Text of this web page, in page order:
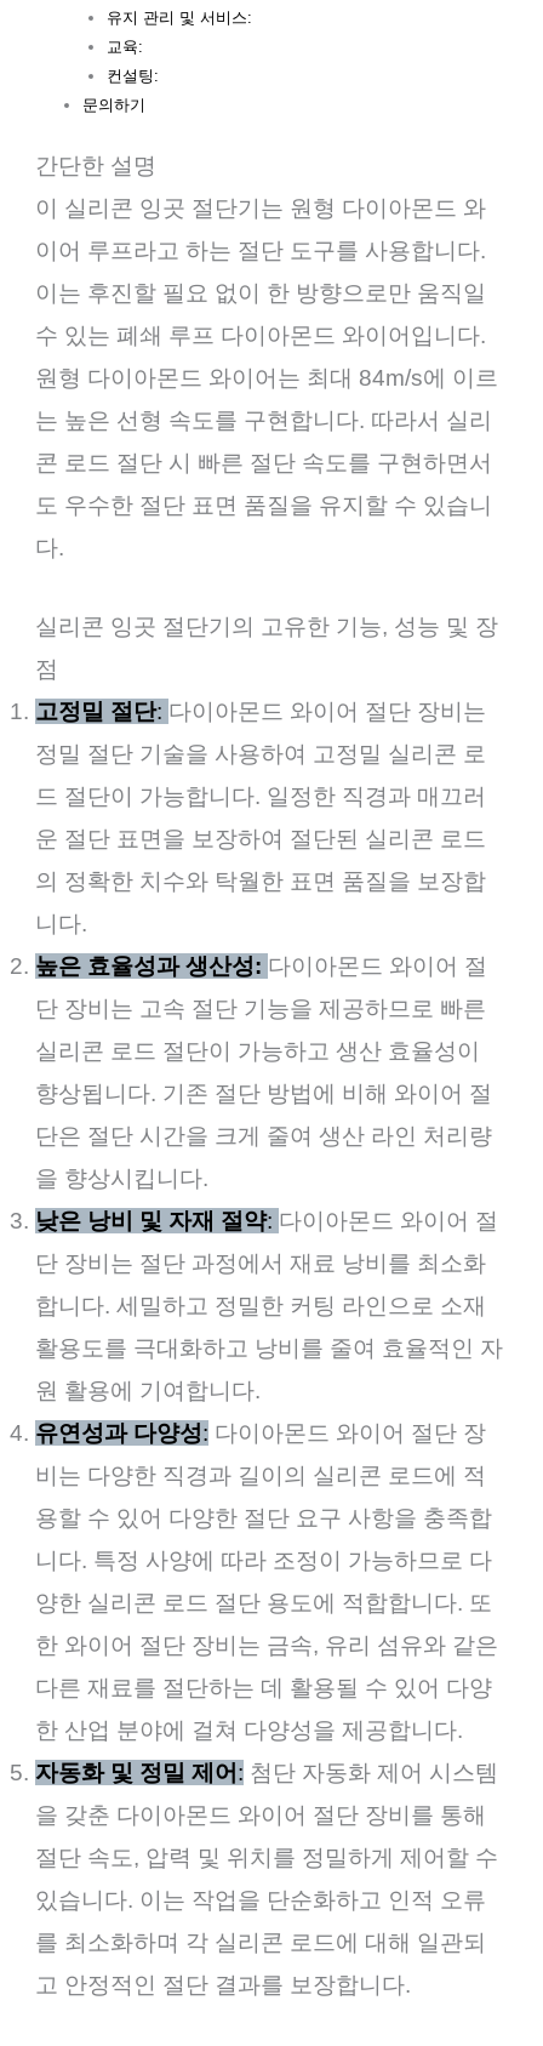
유지 관리 및 서비스:
교육:
컨설팅:
문의하기
간단한 설명
이 실리콘 잉곳 절단기는 원형 다이아몬드 와
이어 루프라고 하는 절단 도구를 사용합니다.
이는 후진할 필요 없이 한 방향으로만 움직일
수 있는 폐쇄 루프 다이아몬드 와이어입니다.
원형 다이아몬드 와이어는 최대 84m/s에 이르
는 높은 선형 속도를 구현합니다. 따라서 실리
콘 로드 절단 시 빠른 절단 속도를 구현하면서
도 우수한 절단 표면 품질을 유지할 수 있습니
다.
실리콘 잉곳 절단기의 고유한 기능, 성능 및 장
점
고정밀 절단: 다이아몬드 와이어 절단 장비는
정밀 절단 기술을 사용하여 고정밀 실리콘 로
드 절단이 가능합니다. 일정한 직경과 매끄러
운 절단 표면을 보장하여 절단된 실리콘 로드
의 정확한 치수와 탁월한 표면 품질을 보장합
니다.
높은 효율성과 생산성: 다이아몬드 와이어 절
단 장비는 고속 절단 기능을 제공하므로 빠른
실리콘 로드 절단이 가능하고 생산 효율성이
향상됩니다. 기존 절단 방법에 비해 와이어 절
단은 절단 시간을 크게 줄여 생산 라인 처리량
을 향상시킵니다.
낮은 낭비 및 자재 절약: 다이아몬드 와이어 절
단 장비는 절단 과정에서 재료 낭비를 최소화
합니다. 세밀하고 정밀한 커팅 라인으로 소재
활용도를 극대화하고 낭비를 줄여 효율적인 자
원 활용에 기여합니다.
유연성과 다양성: 다이아몬드 와이어 절단 장
비는 다양한 직경과 길이의 실리콘 로드에 적
용할 수 있어 다양한 절단 요구 사항을 충족합
니다. 특정 사양에 따라 조정이 가능하므로 다
양한 실리콘 로드 절단 용도에 적합합니다. 또
한 와이어 절단 장비는 금속, 유리 섬유와 같은
다른 재료를 절단하는 데 활용될 수 있어 다양
한 산업 분야에 걸쳐 다양성을 제공합니다.
자동화 및 정밀 제어 : 첨단 자동화 제어 시스템
을 갖춘 다이아몬드 와이어 절단 장비를 통해
절단 속도, 압력 및 위치를 정밀하게 제어할 수
있습니다. 이는 작업을 단순화하고 인적 오류
를 최소화하며 각 실리콘 로드에 대해 일관되
고 안정적인 절단 결과를 보장합니다.